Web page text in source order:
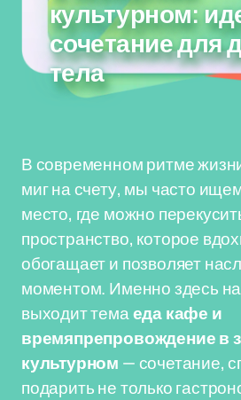
культурном:
сочетание для
тела
В современном ритме
миг на счету, мы часто
место, где можно
пространство, которое
обогащает и позволяет
моментом. Именно здесь
выходит темаеда кафе и
времяпрепровождение в
культурном — сочетание,
подарить не только